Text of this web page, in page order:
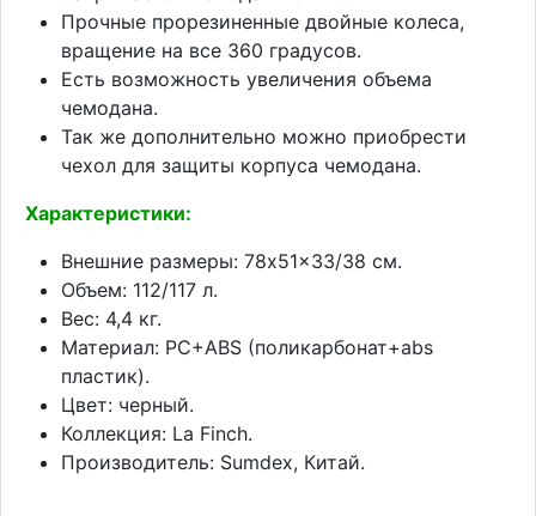
Прочные прорезиненные двойные колеса,
вращение на все 360 градусов.
Есть возможность увеличения объема
чемодана.
Так же дополнительно можно приобрести
чехол для защиты корпуса чемодана.
Характеристики:
Внешние размеры: 78x51x33/38 см.
Объем: 112/117 л.
Вес: 4,4 кг.
Материал: PC+ABS (поликарбонат+abs
пластик).
Цвет: черный.
Коллекция: La Finch.
Производитель: Sumdex, Китай.